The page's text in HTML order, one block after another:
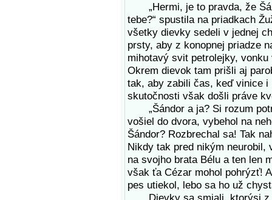
„Hermi, je to pravda, že
tebe?“ spustila na priadkach
všetky dievky sedeli v jednej
prsty, aby z konopnej priadze
mihotavý svit petrolejky,
Okrem dievok tam prišli aj
tak, aby zabili čas, keď vinice i
skutočnosti však došli práve
„Šándor a ja? Si rozum
vošiel do dvora, vybehol na
Šándor? Rozbrechal sa! Tak
Nikdy tak pred nikým neurobil,
na svojho brata Bélu a ten len
však ťa Cézar mohol pohrýzť!
pes utiekol, lebo sa ho už
Dievky sa smiali, ktorýsi z